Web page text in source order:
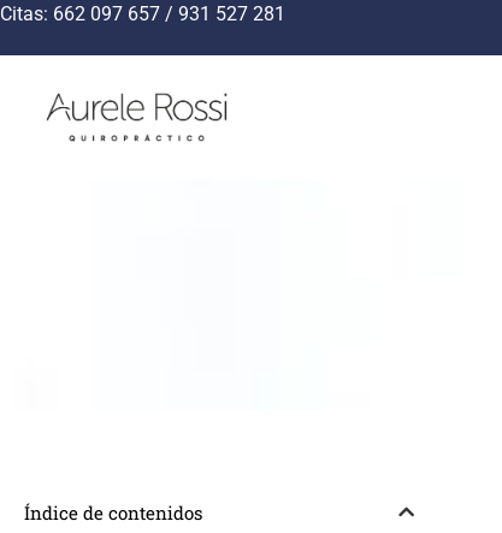
Citas: 662 097 657 / 931 527 281
Índice de contenidos